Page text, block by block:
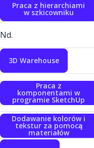
Praca z hierarchiami
w szkicowniku
Nd.
3D Warehouse
Praca z
komponentami w
programie SketchUp
Dodawanie kolorów i
tekstur za pomocą
materiałów